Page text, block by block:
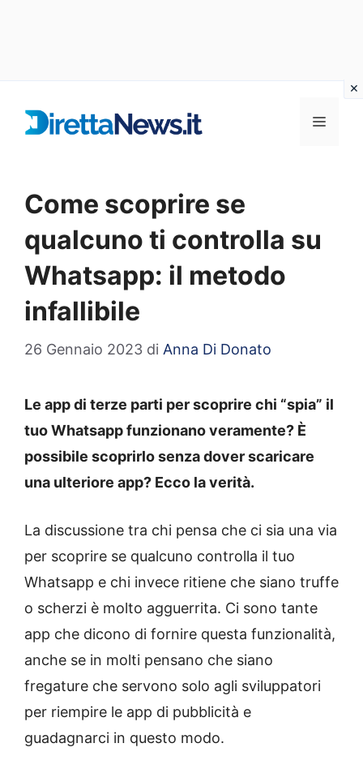
Menu
Come scoprire se
qualcuno ti controlla su
Whatsapp: il metodo
infallibile
26 Gennaio 2023 di Anna Di Donato
Le app di terze parti per scoprire chi “spia” il
tuo Whatsapp funzionano veramente? È
possibile scoprirlo senza dover scaricare
una ulteriore app? Ecco la verità.
La discussione tra chi pensa che ci sia una via
per scoprire se qualcuno controlla il tuo
Whatsapp e chi invece ritiene che siano truffe
o scherzi è molto agguerrita. Ci sono tante
app che dicono di fornire questa funzionalità,
anche se in molti pensano che siano
fregature che servono solo agli sviluppatori
per riempire le app di pubblicità e
guadagnarci in questo modo.